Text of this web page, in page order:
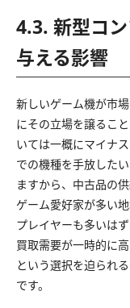
4.3. 新型コ
与える影響
新しいゲーム機が市
にその立場を譲るこ
いては一概にマイナ
での機種を手放した
ますから、中古品の
ゲーム愛好家が多い
プレイヤーも多いは
買取需要が一時的に
という選択を迫られ
です。